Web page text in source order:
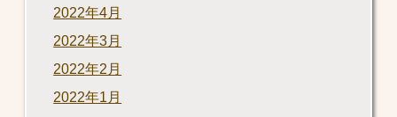
2022年4月
2022年3月
2022年2月
2022年1月